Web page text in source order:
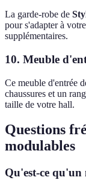
La garde-robe de
pour s'adapter à
supplémentaires.
10. Meuble
Ce meuble d'entrée
chaussures et un
taille de votre hall.
Questions
modulables
Qu'est-ce qu'un